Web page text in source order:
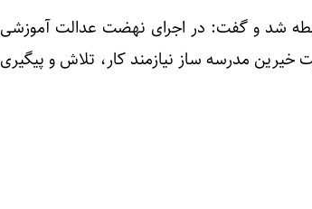
سنگی در این رابطه شد و گفت: در اجرای نهضت عدالت آموزشی
خیرین مدرسه ساز نیازمند کار، تلاش و پیگیری